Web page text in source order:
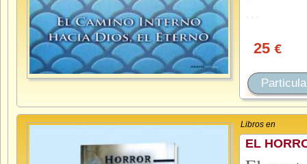
25 €
Libros en
EL